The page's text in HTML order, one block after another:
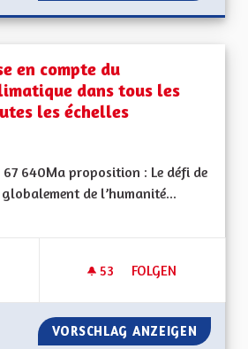
en compte du
dans tous les
les échelles
640Ma proposition : Le défi de
de l’humanité...
53 53 FOLLOWER
FOLGEN
UNE RÉELLE
VORSCHLAG ANZEIGEN UNE